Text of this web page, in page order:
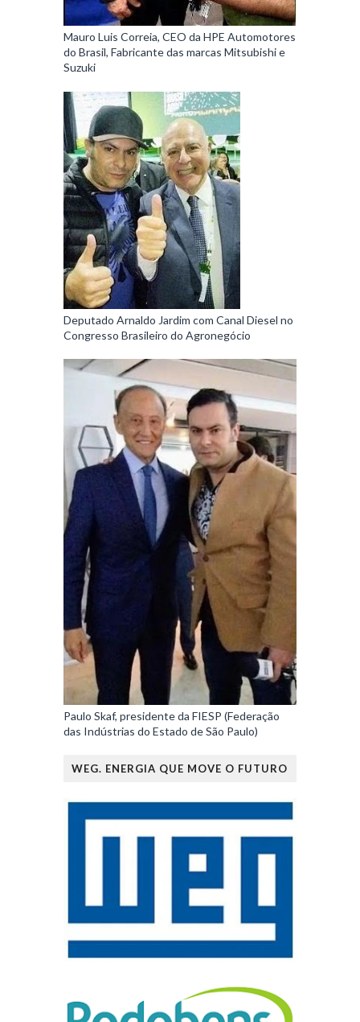
Mauro Luis Correia, CEO da HPE Automotores
do Brasil, Fabricante das marcas Mitsubishi e
Suzuki
Deputado Arnaldo Jardim com Canal Diesel no
Congresso Brasileiro do Agronegócio
Paulo Skaf, presidente da FIESP (Federação
das Indústrias do Estado de São Paulo)
WEG. ENERGIA QUE MOVE O FUTURO